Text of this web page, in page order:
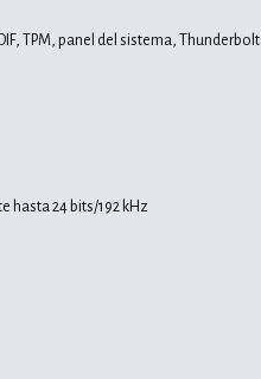
TPM, panel del sistema, Thunderbolt
hasta 24 bits/192 kHz